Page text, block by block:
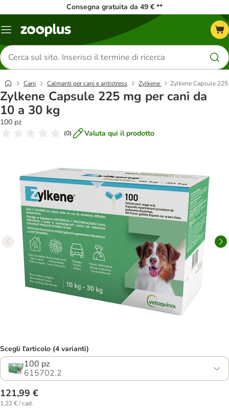
Consegna gratuita da 49 € **
Overview
Cerca
prodotti
Cani Calmanti per cani e antistress Zylkene Zylkene Capsule
Zylkene Capsule 225 mg per cani da
10 a 30 kg
100 pz
(0) Valuta qui il prodotto
Scegli l'articolo (4 varianti)
100 pz
615702.2
121,99 €
1,22 € / cad.